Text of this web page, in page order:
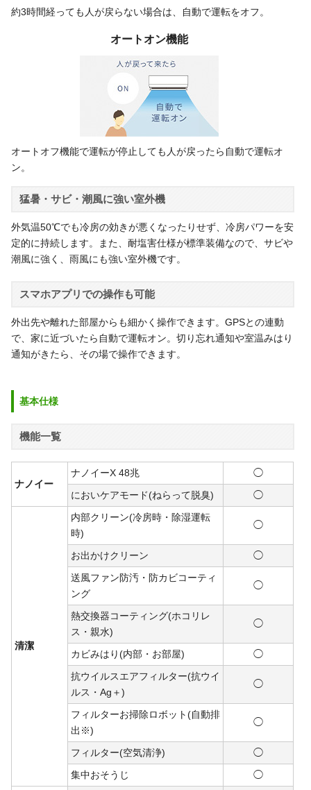
約3時間経っても人が戻らない場合は、自動で運転をオフ。
オートオン機能
オートオフ機能で運転が停止しても人が戻ったら自動で運転オ
ン。
猛暑・サビ・潮風に強い室外機
外気温50℃でも冷房の効きが悪くなったりせず、冷房パワーを安
定的に持続します。また、耐塩害仕様が標準装備なので、サビや
潮風に強く、雨風にも強い室外機です。
スマホアプリでの操作も可能
外出先や離れた部屋からも細かく操作できます。GPSとの連動
で、家に近づいたら自動で運転オン。切り忘れ通知や室温みはり
通知がきたら、その場で操作できます。
基本仕様
機能一覧
ナノイー
ナノイーX 48兆
◯
においケアモード(ねらって脱臭)
◯
清潔
内部クリーン(冷房時・除湿運転
時)
◯
お出かけクリーン
◯
送風ファン防汚・防カビコーティ
ング
◯
熱交換器コーティング(ホコリレ
ス・親水)
◯
カビみはり(内部・お部屋)
◯
抗ウイルスエアフィルター(抗ウイ
ルス・Ag＋)
◯
フィルターお掃除ロボット(自動排
出※)
◯
フィルター(空気清浄)
◯
集中おそうじ
◯